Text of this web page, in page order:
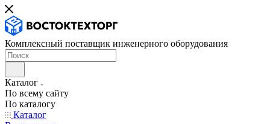
Комплексный поставщик инженерного оборудования
Каталог
По всему сайту
По каталогу
Каталог